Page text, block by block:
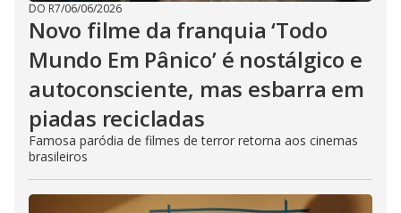
DO R7/06/06/2026
Novo filme da franquia ‘Todo
Mundo Em Pânico’ é nostálgico e
autoconsciente, mas esbarra em
piadas recicladas
Famosa paródia de filmes de terror retorna aos cinemas
brasileiros